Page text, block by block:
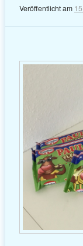
Veröffentlicht am